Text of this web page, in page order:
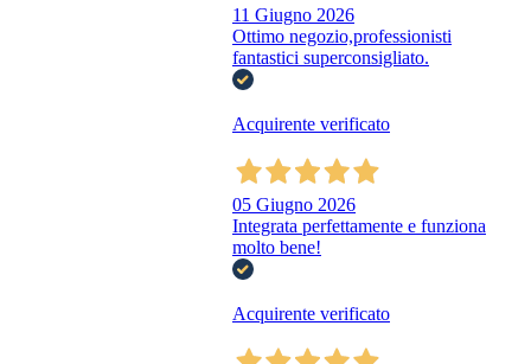
11 Giugno 2026
Ottimo negozio,professionisti
fantastici superconsigliato.
Acquirente verificato
05 Giugno 2026
Integrata perfettamente e funziona
molto bene!
Acquirente verificato